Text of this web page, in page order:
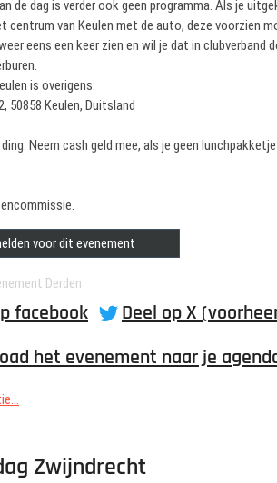
de dag is verder ook geen programma. Als je
centrum van Keulen met de auto, deze voorzien
eens een keer zien en wil je dat in clubverband
is overigens:
50858 Keulen, Duitsland
ding: Neem cash geld mee, als je geen
voor dit evenement
Derden
facebook
Deel op X
het evenement naar je
Zwijndrecht